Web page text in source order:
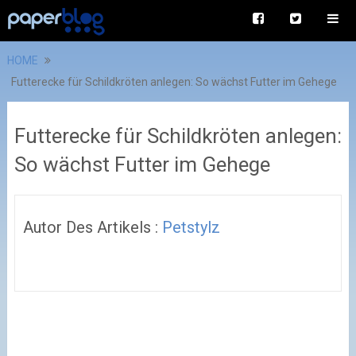
HOME
Futterecke für Schildkröten anlegen: So wächst Futter im Gehege
Futterecke für Schildkröten anlegen:
So wächst Futter im Gehege
Autor Des Artikels : Petstylz